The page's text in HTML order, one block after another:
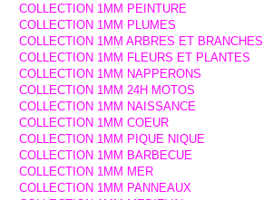
COLLECTION 1MM PEINTURE
COLLECTION 1MM PLUMES
COLLECTION 1MM ARBRES ET BRANCHES
COLLECTION 1MM FLEURS ET PLANTES
COLLECTION 1MM NAPPERONS
COLLECTION 1MM 24H MOTOS
COLLECTION 1MM NAISSANCE
COLLECTION 1MM COEUR
COLLECTION 1MM PIQUE NIQUE
COLLECTION 1MM BARBECUE
COLLECTION 1MM MER
COLLECTION 1MM PANNEAUX